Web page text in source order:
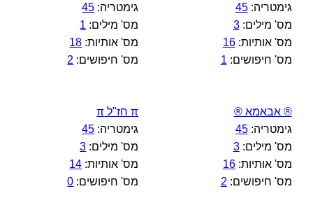
גימטריה:45
מס' מילים:3
מס' אותיות:16
מס' חיפושים: 1
גימטריה: 45
מס' מילים: 1
מס' אותיות: 18
מס' חיפושים: 2
® אבאמא ®
גימטריה:45
מס' מילים:3
מס' אותיות:16
מס' חיפושים: 2
π חז"ל π
גימטריה: 45
מס' מילים: 3
מס' אותיות: 14
מס' חיפושים: 0